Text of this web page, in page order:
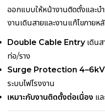
ออกแบบให้หน้างานติดตั้งและบ
งานเดินสายและงานแก้ไขภายห
Double Cable Entryเดินส
ท่อ/ราง
Surge Protection 4–6kV
ระบบไฟโรงงาน
เหมาะกับงานติดตั้งต่อเนื่อง แ